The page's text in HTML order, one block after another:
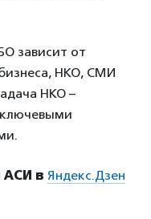
зависит от
НКО, СМИ
НКО –
АСИ в Яндекс.Дзен